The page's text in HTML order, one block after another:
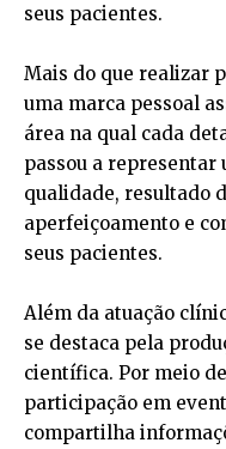
seus pacientes.
Mais do que realizar
uma marca pessoal
área na qual cada
passou a representar
qualidade, resultado
aperfeiçoamento e
seus pacientes.
Além da atuação
se destaca pela
científica. Por meio
participação em
compartilha